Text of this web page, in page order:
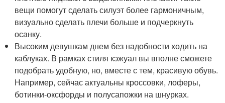
вещи помогут сделать силуэт более гармоничным,
визуально сделать плечи больше и подчеркнуть
осанку.
Высоким девушкам днем без надобности ходить на
каблуках. В рамках стиля кэжуал вы вполне сможете
подобрать удобную, но, вместе с тем, красивую обувь.
Например, сейчас актуальны кроссовки, лоферы,
ботинки-оксфорды и полусапожки на шнурках.